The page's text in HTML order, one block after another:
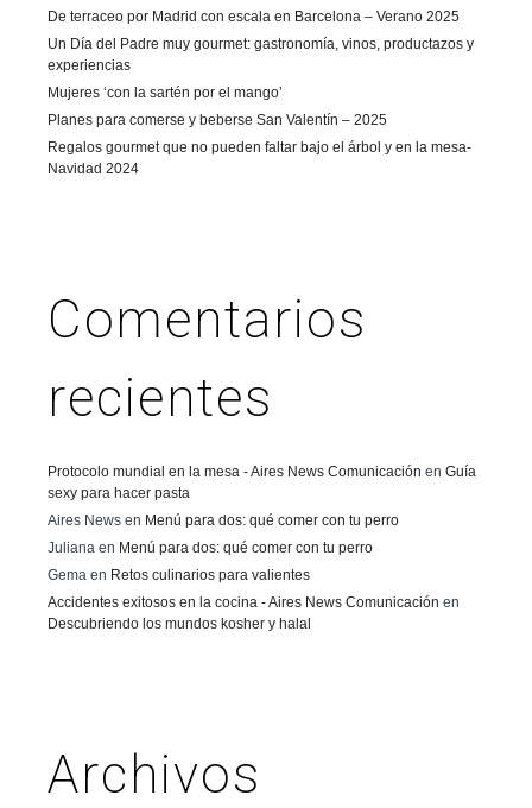
De terraceo por Madrid con escala en Barcelona – Verano 2025
Un Día del Padre muy gourmet: gastronomía, vinos, productazos y
experiencias
Mujeres ‘con la sartén por el mango’
Planes para comerse y beberse San Valentín – 2025
Regalos gourmet que no pueden faltar bajo el árbol y en la mesa-
Navidad 2024
Comentarios
recientes
Protocolo mundial en la mesa - Aires News Comunicación en Guía
sexy para hacer pasta
Aires News en Menú para dos: qué comer con tu perro
Juliana en Menú para dos: qué comer con tu perro
Gema en Retos culinarios para valientes
Accidentes exitosos en la cocina - Aires News Comunicación en
Descubriendo los mundos kosher y halal
Archivos